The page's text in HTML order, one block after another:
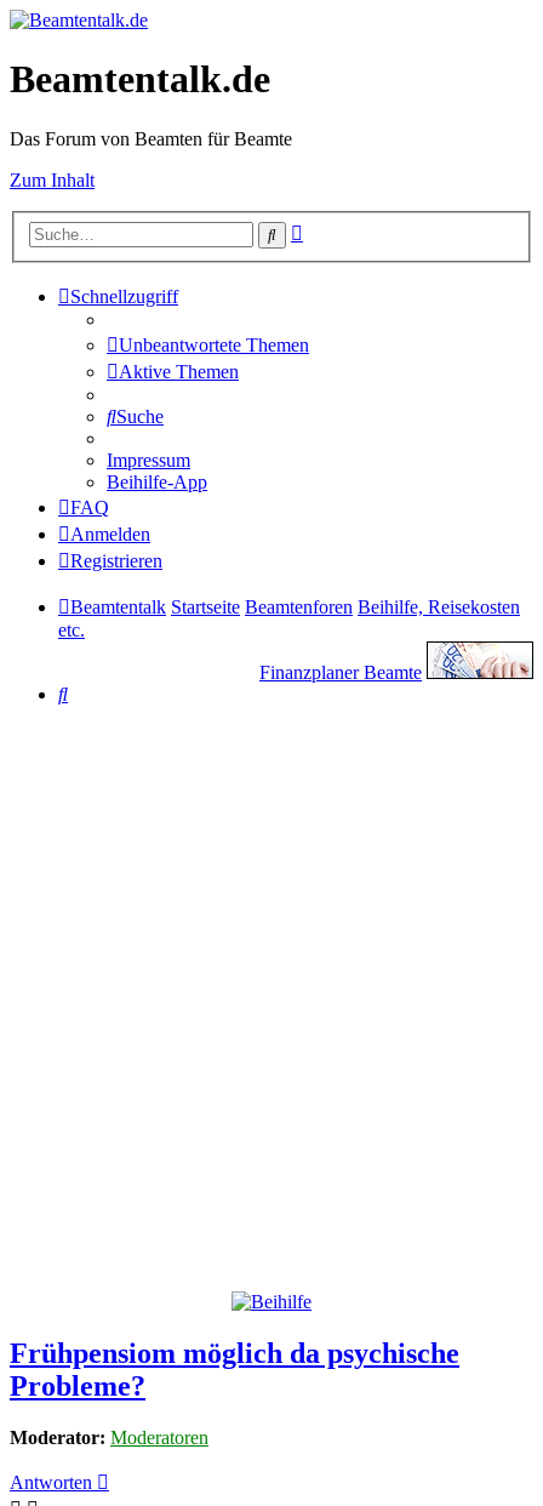
Beamtentalk.de
Das Forum von Beamten für Beamte
Zum Inhalt
Suche
Schnellzugriff
Unbeantwortete Themen
Aktive Themen
Suche
Impressum
Beihilfe-App
FAQ
Anmelden
Registrieren
Beamtentalk Startseite Beamtenforen Beihilfe, Reisekosten
etc.
Finanzplaner Beamte
Suche
Frühpensiom möglich da psychische
Probleme?
Moderator: Moderatoren
Antworten